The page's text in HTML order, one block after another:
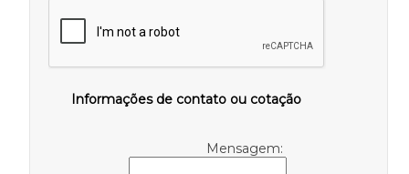
Informações de contato ou cotação
Mensagem: